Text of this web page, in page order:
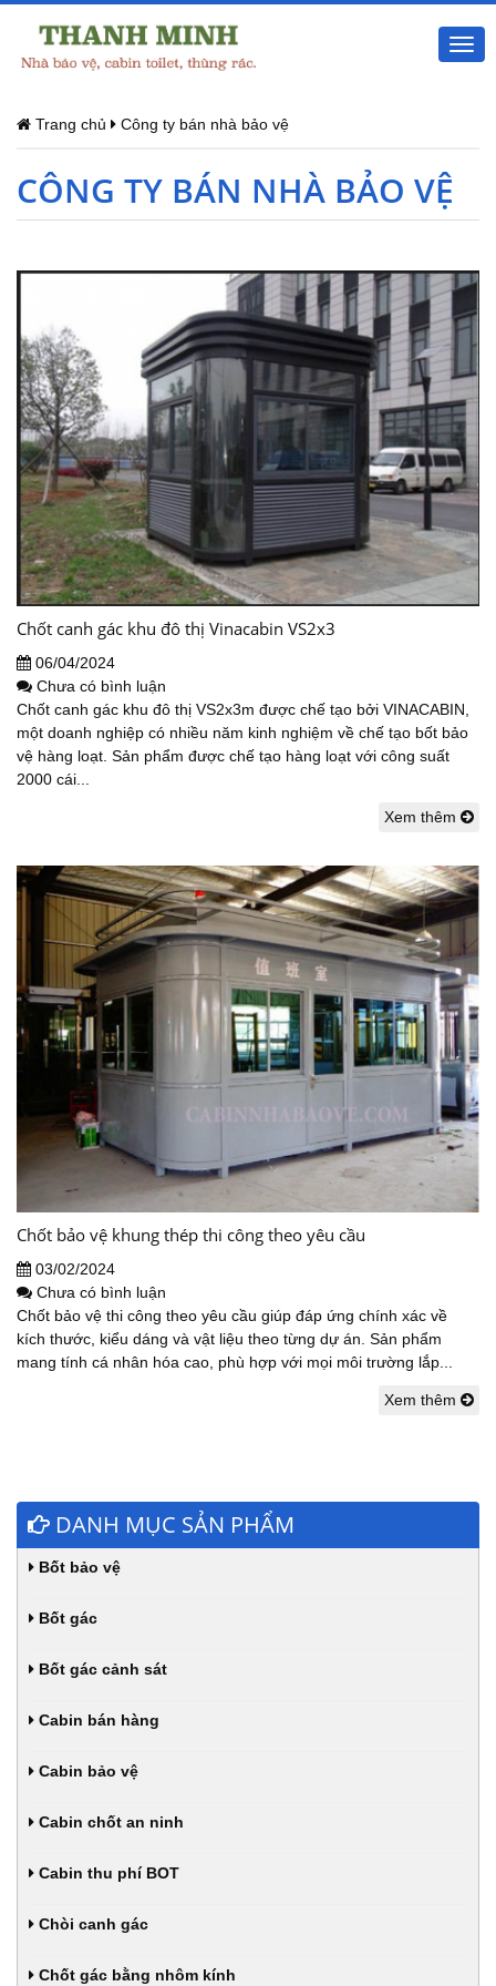
Trang chủ Công ty bán nhà bảo vệ
CÔNG TY BÁN NHÀ BẢO VỆ
Chốt canh gác khu đô thị Vinacabin VS2x3
06/04/2024
Chưa có bình luận
Chốt canh gác khu đô thị VS2x3m được chế tạo bởi VINACABIN,
một doanh nghiệp có nhiều năm kinh nghiệm về chế tạo bốt bảo
vệ hàng loạt. Sản phẩm được chế tạo hàng loạt với công suất
2000 cái...
Xem thêm
Chốt bảo vệ khung thép thi công theo yêu cầu
03/02/2024
Chưa có bình luận
Chốt bảo vệ thi công theo yêu cầu giúp đáp ứng chính xác về
kích thước, kiểu dáng và vật liệu theo từng dự án. Sản phẩm
mang tính cá nhân hóa cao, phù hợp với mọi môi trường lắp...
Xem thêm
DANH MỤC SẢN PHẨM
Bốt bảo vệ
Bốt gác
Bốt gác cảnh sát
Cabin bán hàng
Cabin bảo vệ
Cabin chốt an ninh
Cabin thu phí BOT
Chòi canh gác
Chốt gác bằng nhôm kính